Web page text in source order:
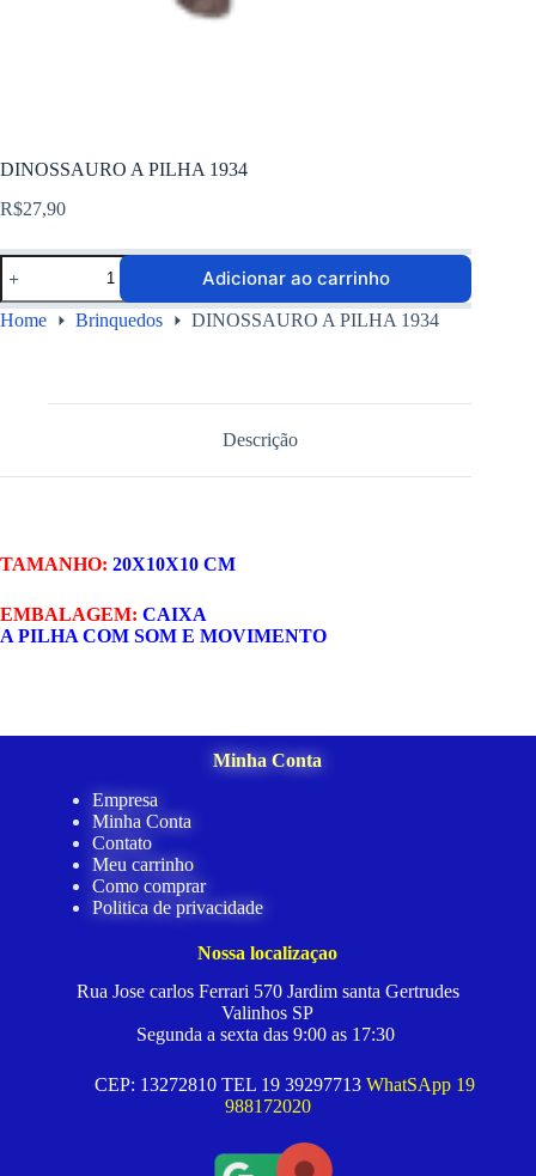
DINOSSAURO A PILHA 1934
R$27,90
Adicionar ao carrinho
Home Brinquedos DINOSSAURO A PILHA 1934
Descrição
TAMANHO: 20X10X10 CM
EMBALAGEM: CAIXA
A PILHA COM SOM E MOVIMENTO
Minha Conta
Empresa
Minha Conta
Contato
Meu carrinho
Como comprar
Politica de privacidade
Nossa localizaçao
Rua Jose carlos Ferrari 570 Jardim santa Gertrudes
Valinhos SP
Segunda a sexta das 9:00 as 17:30
CEP: 13272810 TEL 19 39297713 WhatSApp 19
988172020